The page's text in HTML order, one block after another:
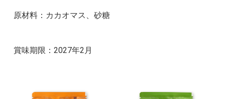
原材料：カカオマス、砂糖
賞味期限：2027年2月